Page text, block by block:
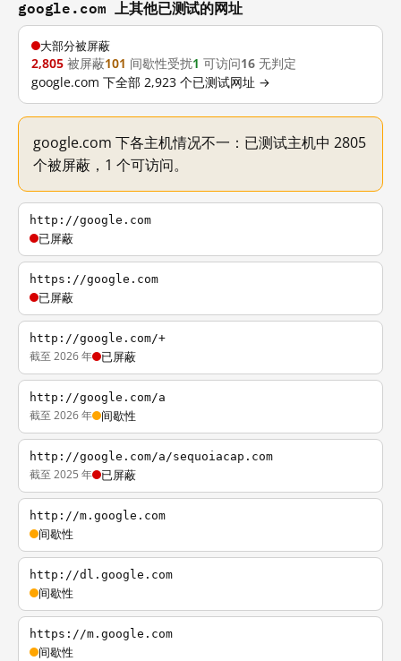
google.com 上其他已测试的网址
大部分被屏蔽
2,805 被屏蔽101 间歇性受扰1 可访问16 无判定
google.com 下全部 2,923 个已测试网址 →
google.com 下各主机情况不一：已测试主机中 2805
个被屏蔽，1 个可访问。
http://google.com
已屏蔽
https://google.com
已屏蔽
http://google.com/+
截至 2026 年 已屏蔽
http://google.com/a
截至 2026 年 间歇性
http://google.com/a/sequoiacap.com
截至 2025 年 已屏蔽
http://m.google.com
间歇性
http://dl.google.com
间歇性
https://m.google.com
间歇性